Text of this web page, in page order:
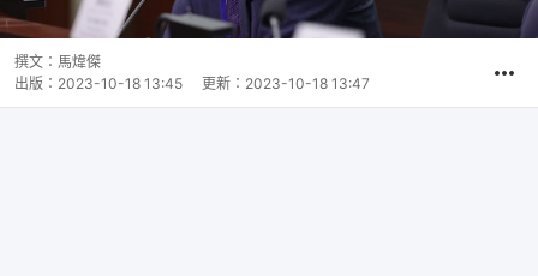
撰文： 馬煒傑
出版： 2023-10-18 13:45 更新： 2023-10-18 13:47